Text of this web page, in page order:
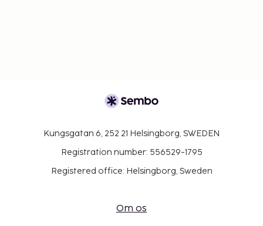
Kungsgatan 6, 252 21 Helsingborg, SWEDEN
Registration number: 556529-1795
Registered office: Helsingborg, Sweden
Om os